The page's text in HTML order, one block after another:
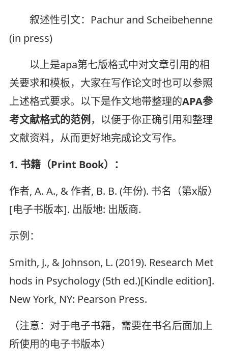
叙述性引文：Pachur and Scheibehenne
(in press)
以上是apa第七版格式中对文章引用的相
关要求和模板，大家在写作论文时也可以参照
上述格式要求。以下是作文地带整理的APA参
考文献格式的范例 ，以便于你正确引用和整理
文献资料，从而更好地完成论文写作。
1. 书籍（Print Book）：
作者, A. A., & 作者, B. B. (年份). 书名（第x版）
[电子书版本]. 出版地: 出版商.
示例：
Smith, J., & Johnson, L. (2019). Research Met
hods in Psychology (5th ed.)[Kindle edition].
New York, NY: Pearson Press.
（注意：对于电子书籍，需要在书名后面加上
所使用的电子书版本）